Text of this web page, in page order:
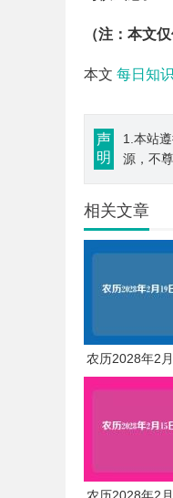
（注：本文
本文 每日知
声
明
1.本站
源，不
相关文章
农历2028年2
日